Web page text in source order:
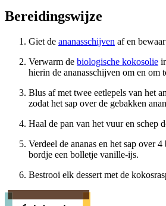
Bereidingswijze
Giet de ananasschijven af en
Verwarm de biologische kokosolie
hierin de ananasschijven om en om
Blus af met twee eetlepels van het
zodat het sap over de gebakken
Haal de pan van het vuur en schep
Verdeel de ananas en het sap over
bordje een bolletje vanille-ijs.
Bestrooi elk dessert met de